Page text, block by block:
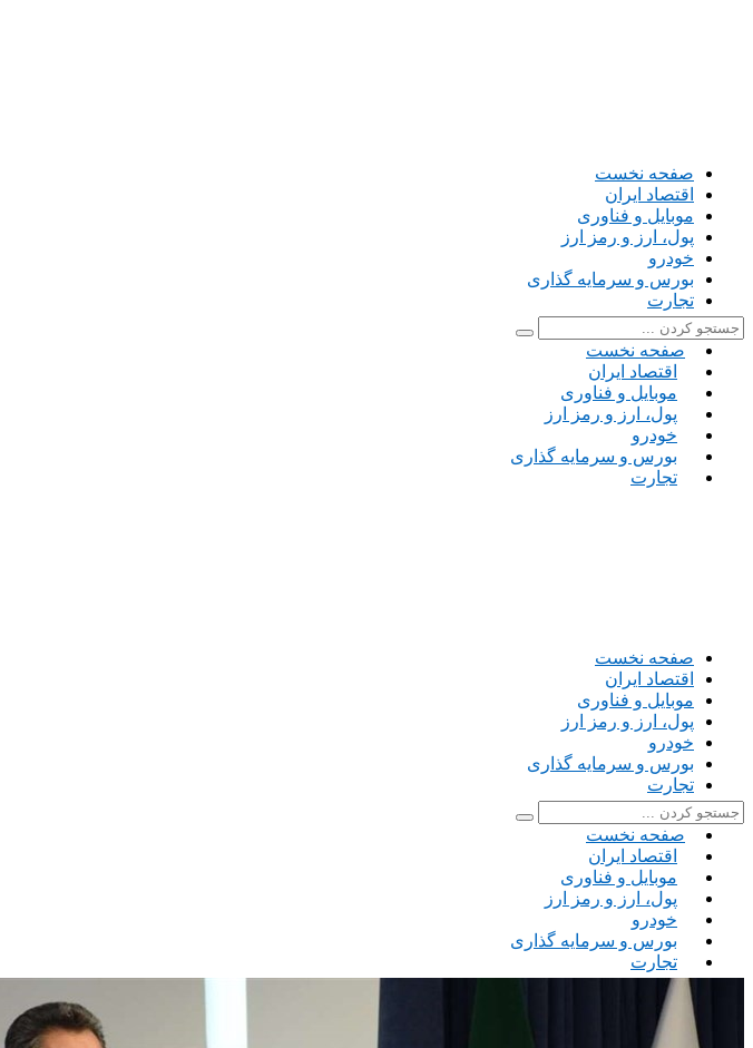
صفحه نخست
اقتصاد ایران
موبایل و فناوری
پول، ارز و رمز ارز
خودرو
بورس و سرمایه گذاری
تجارت
صفحه نخست
اقتصاد ایران
موبایل و فناوری
پول، ارز و رمز ارز
خودرو
بورس و سرمایه گذاری
تجارت
صفحه نخست
اقتصاد ایران
موبایل و فناوری
پول، ارز و رمز ارز
خودرو
بورس و سرمایه گذاری
تجارت
صفحه نخست
اقتصاد ایران
موبایل و فناوری
پول، ارز و رمز ارز
خودرو
بورس و سرمایه گذاری
تجارت